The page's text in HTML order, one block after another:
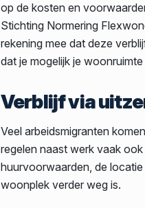
op de kosten en
Stichting Normering
rekening mee dat deze
dat je mogelijk je
Verblijf via
Veel arbeidsmigranten
regelen naast werk vaak
huurvoorwaarden, de
woonplek verder weg is.